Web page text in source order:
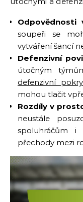
Odpovědnosti
soupeři se
vytváření šancí
Defenzivní
útočným
defenzivní
mohou tlačit
Rozdíly v
neustále
spoluhráčům i
přechody mezi